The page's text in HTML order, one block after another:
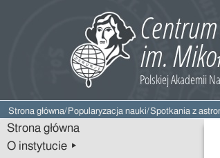
Strona główna/ Popularyzacja nauki/Spotkania z
Strona główna
O instytucie ▸